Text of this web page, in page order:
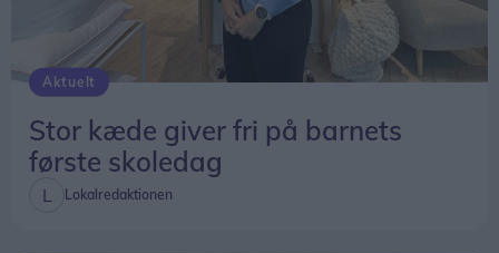
Aktuelt
Stor kæde giver fri på barnets
første skoledag
Lokalredaktionen